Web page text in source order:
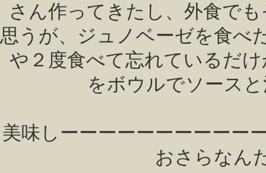
さん作ってきたし、外食で
思うが、ジュノベーゼを食べ
や２度食べて忘れているだ
をボウルでソース
美味しーーーーーーーーー
おさらなん